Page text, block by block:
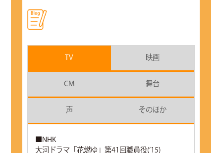
TV 映画
CM 舞台
声 そのほか
■NHK
大河ドラマ「花燃ゆ」第41回職員役(‘15)